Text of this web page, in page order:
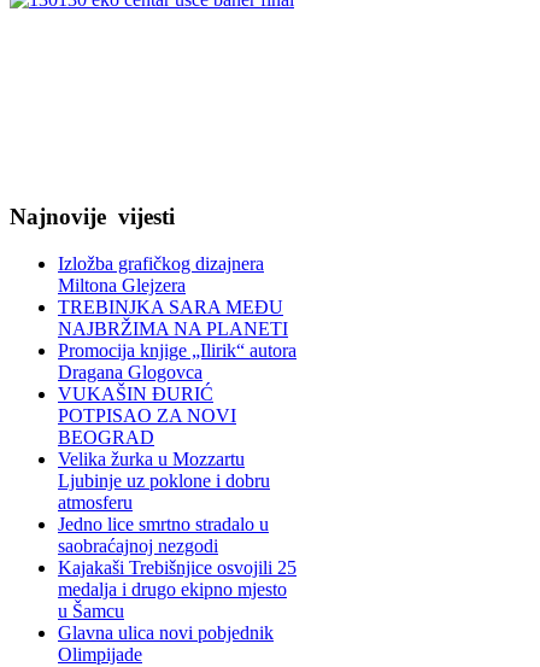
Najnovije vijesti
Izložba grafičkog dizajnera
Miltona Glejzera
TREBINЈKA SARA MEĐU
NAJBRŽIMA NA PLANETI
Promocija knjige „Ilirik“ autora
Dragana Glogovca
VUKAŠIN ĐURIĆ
POTPISAO ZA NOVI
BEOGRAD
Velika žurka u Mozzartu
Ljubinje uz poklone i dobru
atmosferu
Jedno lice smrtno stradalo u
saobraćajnoj nezgodi
Kajakaši Trebišnjice osvojili 25
medalja i drugo ekipno mjesto
u Šamcu
Glavna ulica novi pobjednik
Olimpijade